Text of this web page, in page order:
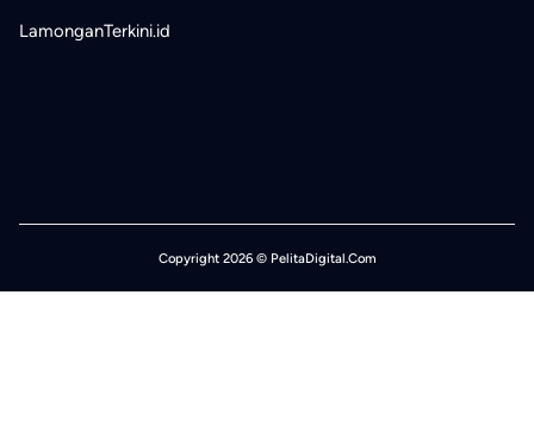
LamonganTerkini.id
Copyright 2026 © PelitaDigital.Com